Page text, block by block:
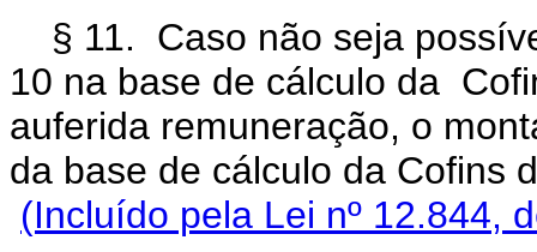
§ 11. Caso não seja
10 na base de cálculo da
auferida remuneração, o
da base de cálculo da
(Incluído pela Lei nº 12.844,